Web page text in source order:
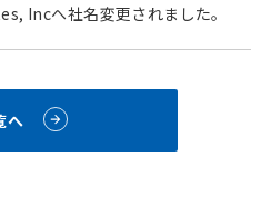
Incへ社名変更されました。
へ